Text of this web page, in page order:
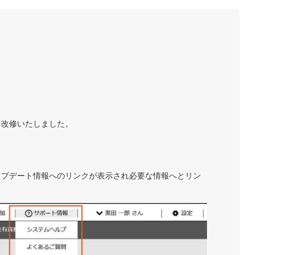
修いたしました。
デート情報へのリンクが表示され必要な情報へとリン